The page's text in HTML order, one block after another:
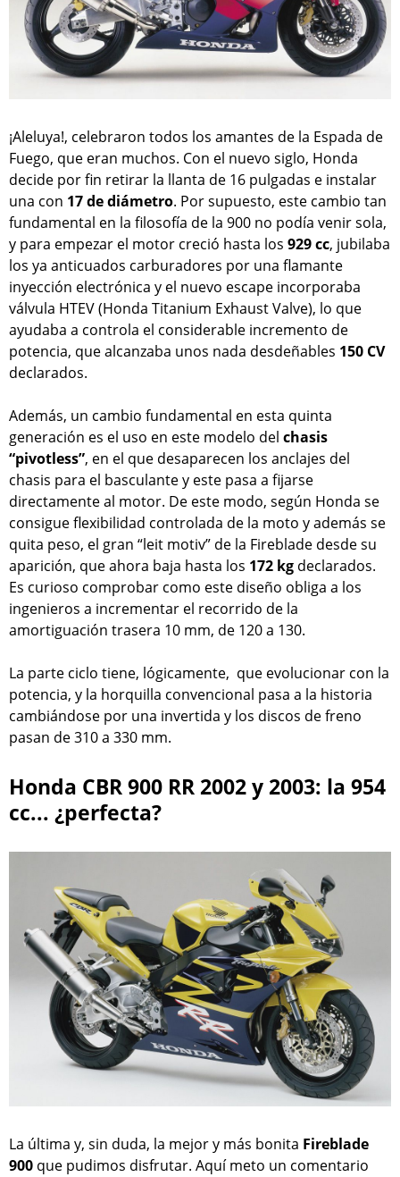
¡Aleluya!, celebraron todos los amantes de la Espada de
Fuego, que eran muchos. Con el nuevo siglo, Honda
decide por fin retirar la llanta de 16 pulgadas e instalar
una con 17 de diámetro. Por supuesto, este cambio tan
fundamental en la filosofía de la 900 no podía venir sola,
y para empezar el motor creció hasta los 929 cc, jubilaba
los ya anticuados carburadores por una flamante
inyección electrónica y el nuevo escape incorporaba
válvula HTEV (Honda Titanium Exhaust Valve), lo que
ayudaba a controla el considerable incremento de
potencia, que alcanzaba unos nada desdeñables 150 CV
declarados.
Además, un cambio fundamental en esta quinta
generación es el uso en este modelo del chasis
“pivotless”, en el que desaparecen los anclajes del
chasis para el basculante y este pasa a fijarse
directamente al motor. De este modo, según Honda se
consigue flexibilidad controlada de la moto y además se
quita peso, el gran “leit motiv” de la Fireblade desde su
aparición, que ahora baja hasta los 172 kg declarados.
Es curioso comprobar como este diseño obliga a los
ingenieros a incrementar el recorrido de la
amortiguación trasera 10 mm, de 120 a 130.
La parte ciclo tiene, lógicamente, que evolucionar con la
potencia, y la horquilla convencional pasa a la historia
cambiándose por una invertida y los discos de freno
pasan de 310 a 330 mm.
Honda CBR 900 RR 2002 y 2003: la 954
cc... ¿perfecta?
La última y, sin duda, la mejor y más bonita Fireblade
900 que pudimos disfrutar. Aquí meto un comentario